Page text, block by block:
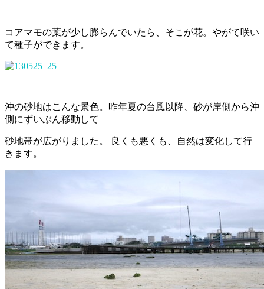
コアマモの葉が少し膨らんでいたら、そこが花。やがて咲い
て種子ができます。
沖の砂地はこんな景色。昨年夏の台風以降、砂が岸側から沖
側にずいぶん移動して
砂地帯が広がりました。 良くも悪くも、自然は変化して行
きます。